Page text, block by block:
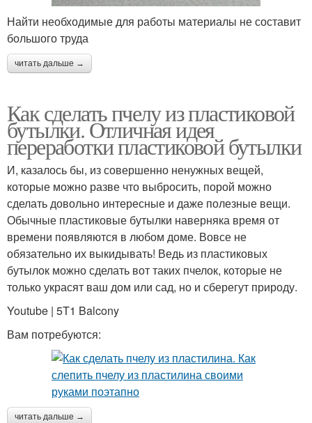
Найти необходимые для работы материалы не составит
большого труда
читать дальше →
Как сделать пчелу из пластиковой
бутылки. Отличная идея
переработки пластиковой бутылки
И, казалось бы, из совершенно ненужных вещей,
которые можно разве что выбросить, порой можно
сделать довольно интересные и даже полезные вещи.
Обычные пластиковые бутылки наверняка время от
времени появляются в любом доме. Вовсе не
обязательно их выкидывать! Ведь из пластиковых
бутылок можно сделать вот таких пчелок, которые не
только украсят ваш дом или сад, но и сберегут природу.
Youtube | 5T1 Balcony
Вам потребуются:
читать дальше →